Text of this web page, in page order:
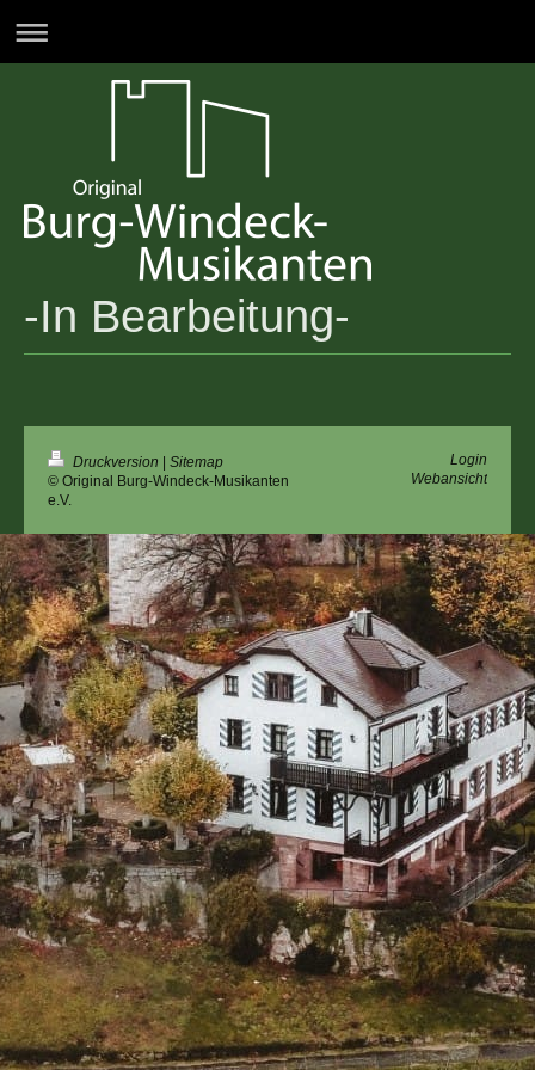
-In Bearbeitung-
Druckversion | Sitemap
© Original Burg-Windeck-Musikanten
e.V.
Login
Webansicht